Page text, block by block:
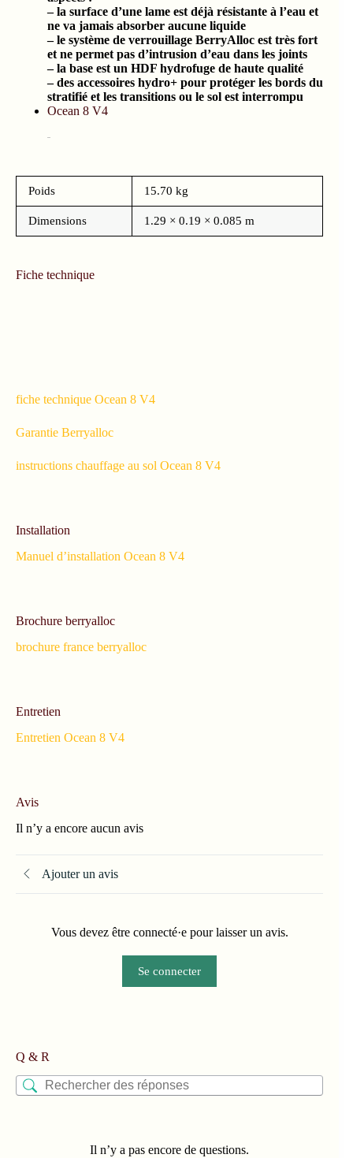
– la surface d’une lame est déjà résistante à l’eau et
ne va jamais absorber aucune liquide
– le système de verrouillage BerryAlloc est très fort
et ne permet pas d’intrusion d’eau dans les joints
– la base est un HDF hydrofuge de haute qualité
– des accessoires hydro+ pour protéger les bords du
stratifié et les transitions ou le sol est interrompu
Ocean 8 V4
Poids 15.70 kg
Dimensions 1.29 × 0.19 × 0.085 m
Fiche technique
fiche technique Ocean 8 V4
Garantie Berryalloc
instructions chauffage au sol Ocean 8 V4
Installation
Manuel d’installation Ocean 8 V4
Brochure berryalloc
brochure france berryalloc
Entretien
Entretien Ocean 8 V4
Avis
Il n’y a encore aucun avis
Ajouter un avis
Vous devez être connecté·e pour laisser un avis.
Se connecter
Q & R
Il n’y a pas encore de questions.